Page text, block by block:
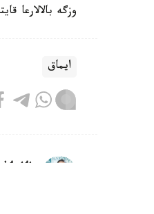
وزگە بالالارعا
ايماق